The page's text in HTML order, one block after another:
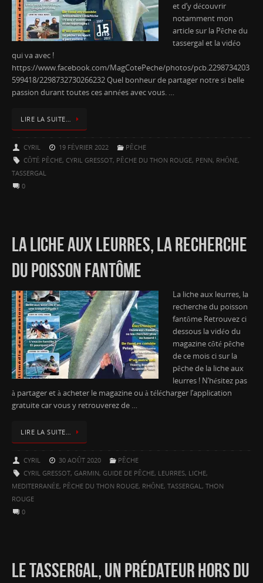
et d’y découvrir
notamment mon
article sur la Pêche du
tassergal et la vidéo
qui va avec !
https://www.facebook.com/MagCotePeche/photos/pcb.2298734203
599418/2298732730266232 Quel bonheur de partager notre si belle
passion durant toutes ces années avec vous. …
LIRE LA SUITE…
CYRIL 19 FÉVRIER 2022
PÊCHE
CÔTÉ PÊCHE, CYRIL GRESSOT, PÊCHE DU THON ROUGE, PENN, RHÔNE,
TASSERGAL
0
LA LICHE AUX LEURRES, LA RECHERCHE
DU POISSON FANTÔME
La liche aux leurres, la
recherche du poisson
fantôme Retrouvez ci
dessous la vidéo du
magazine côté pêche
de ce mois ci sur la
pêche de la liche aux
leurres ! N’hésitez pas
à partager et à acheter le magazine ou à télécharger l’application
gratuite car vous y retrouverez de …
LIRE LA SUITE…
CYRIL 30 AOÛT 2020
PÊCHE
CYRIL GRESSOT, GARMIN, GUIDE DE PÊCHE, LEURRES, LICHE,
MEDITERRANÉE, PÊCHE DU THON ROUGE, RHÔNE, TASSERGAL , THON
ROUGE
0
LE TASSERGAL, UN PRÉDATEUR HORS DU